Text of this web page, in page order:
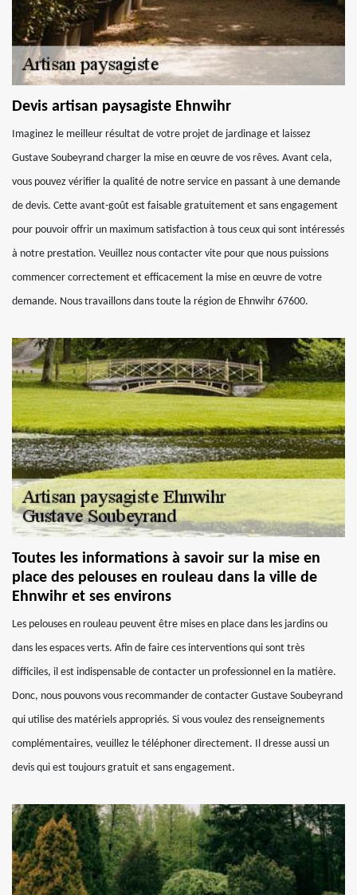
Devis artisan paysagiste Ehnwihr
Imaginez le meilleur résultat de votre projet de jardinage et laissez
Gustave Soubeyrand charger la mise en œuvre de vos rêves. Avant cela,
vous pouvez vérifier la qualité de notre service en passant à une demande
de devis. Cette avant-goût est faisable gratuitement et sans engagement
pour pouvoir offrir un maximum satisfaction à tous ceux qui sont intéressés
à notre prestation. Veuillez nous contacter vite pour que nous puissions
commencer correctement et efficacement la mise en œuvre de votre
demande. Nous travaillons dans toute la région de Ehnwihr 67600.
Toutes les informations à savoir sur la mise en
place des pelouses en rouleau dans la ville de
Ehnwihr et ses environs
Les pelouses en rouleau peuvent être mises en place dans les jardins ou
dans les espaces verts. Afin de faire ces interventions qui sont très
difficiles, il est indispensable de contacter un professionnel en la matière.
Donc, nous pouvons vous recommander de contacter Gustave Soubeyrand
qui utilise des matériels appropriés. Si vous voulez des renseignements
complémentaires, veuillez le téléphoner directement. Il dresse aussi un
devis qui est toujours gratuit et sans engagement.